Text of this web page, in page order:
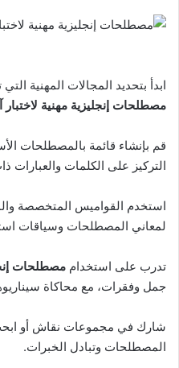
ابدأ بتحديد المجالات المهنية
مصطلحات إنجليزية مهنية لاختبار
قم بإنشاء قائمة بالمصطلحات
التركيز على الكلمات والعبارات
استخدم القواميس المتخصصة
لمعاني المصطلحات وسياقات
تدرب على استخدام مصطلحات
جمل وفقرات، مع محاكاة
شارك في مجموعات نقاش أو
المصطلحات وتبادل الخبرات.